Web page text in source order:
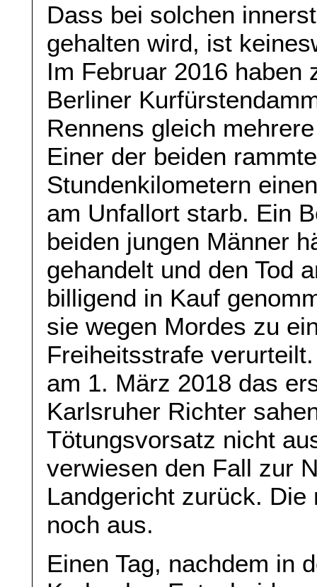
Dass bei solchen
gehalten wird, ist
Im Februar 2016 haben
Berliner
Rennens gleich
Einer der beiden
Stundenkilometern
am Unfallort starb. Ein
beiden jungen Männer
gehandelt und den Tod
billigend in Kauf
sie wegen Mordes zu
Freiheitsstrafe
am 1. März 2018 das
Karlsruher Richter
Tötungsvorsatz nicht
verwiesen den Fall zur
Landgericht zurück.
noch aus.
Einen Tag, nachdem in